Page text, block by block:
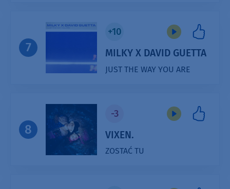
7
+10
MILKY X DAVID GUETTA
JUST THE WAY YOU ARE
8
-3
VIXEN.
ZOSTAĆ TU